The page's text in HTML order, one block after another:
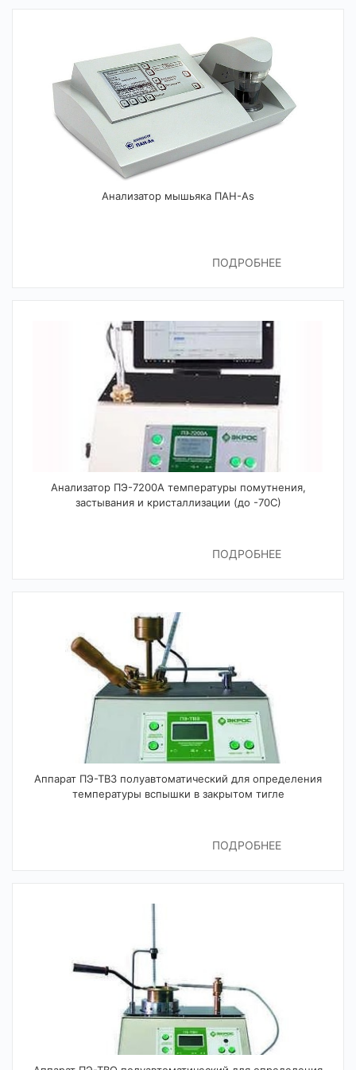
Анализатор мышьяка ПАН-As
ПОДРОБНЕЕ
Анализатор ПЭ-7200А температуры помутнения,
застывания и кристаллизации (до -70С)
ПОДРОБНЕЕ
Аппарат ПЭ-ТВЗ полуавтоматический для определения
температуры вспышки в закрытом тигле
ПОДРОБНЕЕ